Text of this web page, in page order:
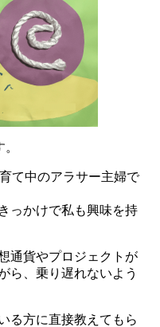
て中のアラサー主婦で
っかけで私も興味を持
通貨やプロジェクトが
ら、乗り遅れないよう
る方に直接教えてもら